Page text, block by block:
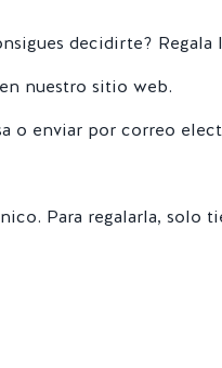
decidirte?
nuestro sitio web.
o enviar por correo
Para regalarla, solo